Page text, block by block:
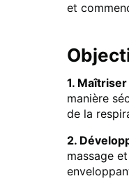
et
1.
manière
de la
2.
massage